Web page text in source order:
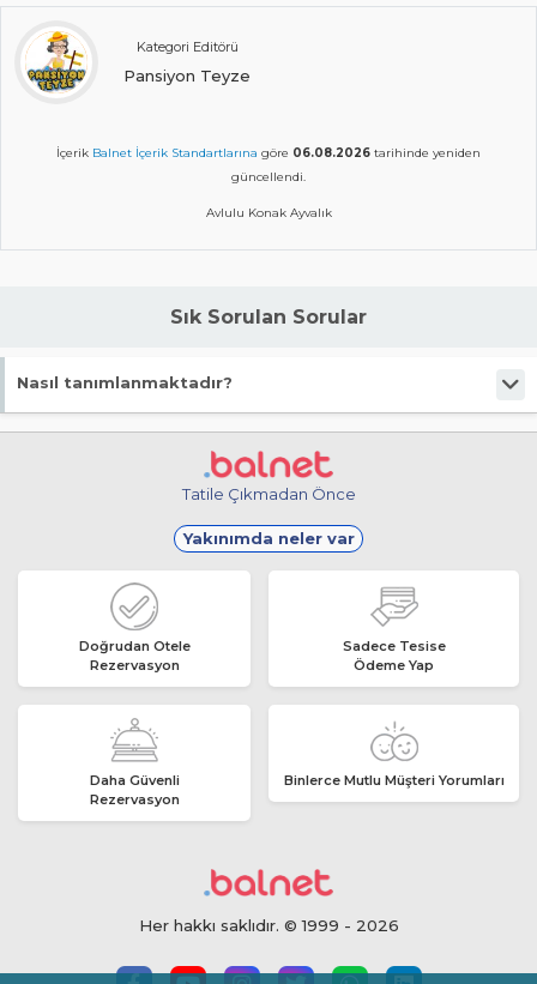
Kategori Editörü
Pansiyon Teyze
İçerik Balnet İçerik Standartlarına göre 06.08.2026 tarihinde yeniden
güncellendi.
Avlulu Konak Ayvalık
Sık Sorulan Sorular
Nasıl tanımlanmaktadır?
Tesis Pansiyon statüsündedir.
Tatile Çıkmadan Önce
Yakınımda neler var
Doğrudan Otele
Rezervasyon
Sadece Tesise
Ödeme Yap
Daha Güvenli
Rezervasyon
Binlerce Mutlu Müşteri Yorumları
Her hakkı saklıdır. © 1999 - 2026